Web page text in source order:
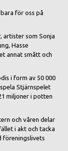
för oss på
artister som Sonja
Hasse
annat smått och
i form av 50 000
Stjärnspelet
miljoner i potten
och våren delar
i akt och tacka
föreningslivets